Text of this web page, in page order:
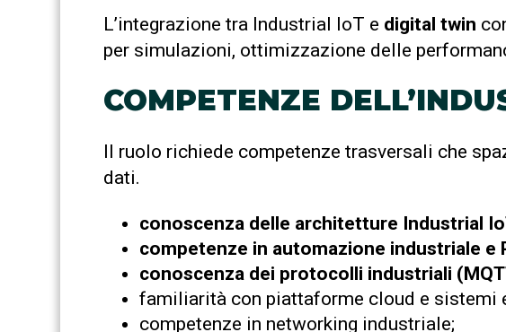
L’integrazione tra Industrial IoT e digital twin
per simulazioni, ottimizzazione delle
COMPETENZE
Il ruolo richiede competenze trasversali che
dati.
conoscenza delle architetture Industrial
competenze in automazione industriale e
conoscenza dei protocolli industriali
familiarità con piattaforme cloud e sistemi
competenze in networking industriale;